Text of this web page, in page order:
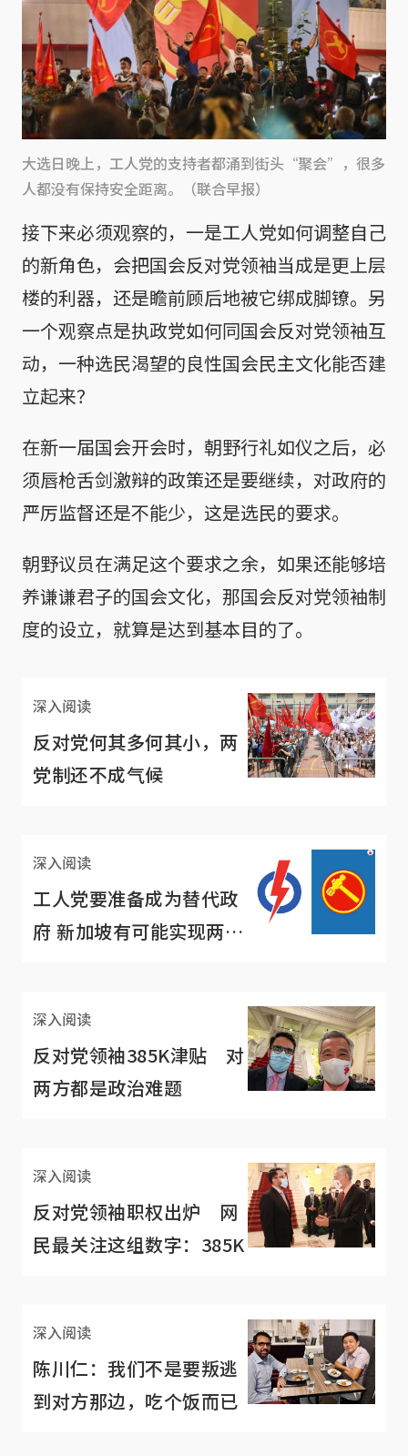
大选日晚上，工人党的支持者都涌到街头“聚会”，很多
人都没有保持安全距离。（联合早报）
接下来必须观察的，一是工人党如何调整自己
的新角色，会把国会反对党领袖当成是更上层
楼的利器，还是瞻前顾后地被它绑成脚镣。另
一个观察点是执政党如何同国会反对党领袖互
动，一种选民渴望的良性国会民主文化能否建
立起来？
在新一届国会开会时，朝野行礼如仪之后，必
须唇枪舌剑激辩的政策还是要继续，对政府的
严厉监督还是不能少，这是选民的要求。
朝野议员在满足这个要求之余，如果还能够培
养谦谦君子的国会文化，那国会反对党领袖制
度的设立，就算是达到基本目的了。
深入阅读
反对党何其多何其小，两
党制还不成气候
深入阅读
工人党要准备成为替代政
府 新加坡有可能实现两党
深入阅读
反对党领袖385K津贴 对
两方都是政治难题
深入阅读
反对党领袖职权出炉 网
民最关注这组数字：385K
深入阅读
陈川仁：我们不是要叛逃
到对方那边，吃个饭而已